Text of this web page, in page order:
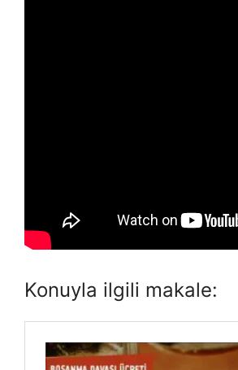
Konuyla ilgili makale: